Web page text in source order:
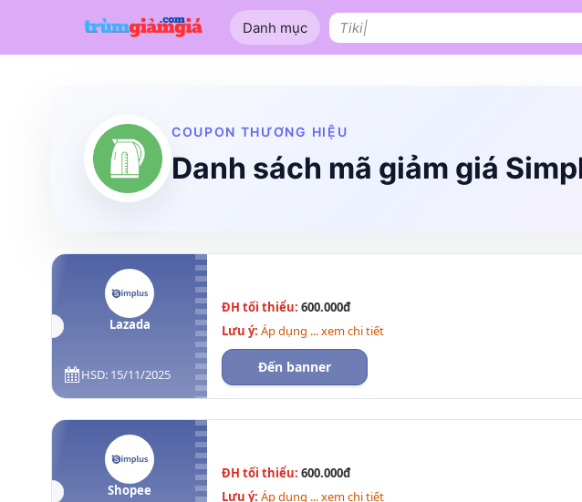
Danh mục
Tìm
kiếm:
COUPON THƯƠNG HIỆU
Danh sách mã giảm giá
Lazada
HSD: 15/11/2025
ĐH tối thiểu: 600.000đ
Lưu ý: Áp dụng ... xem chi tiết
Đến banner
Shopee
ĐH tối thiểu: 600.000đ
Lưu ý: Áp dụng ... xem chi tiết